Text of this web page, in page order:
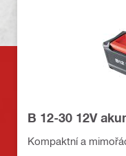
B 12-30 12V
Kompaktní a